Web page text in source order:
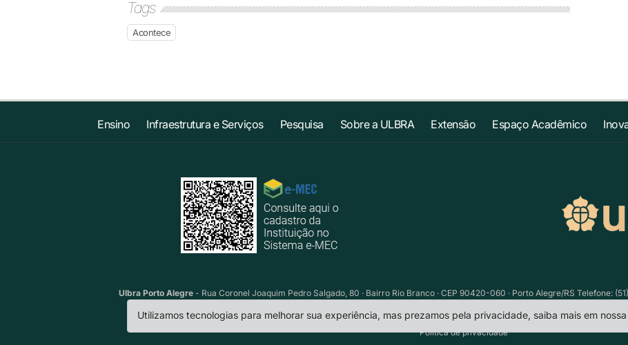
Tags
Acontece
Ensino Infraestrutura e Serviços Pesquisa Sobre a ULBRA Extensão Espaço Acadêmico
Ulbra Porto Alegre- Rua Coronel Joaquim Pedro Salgado, 80 · Bairro Rio Branco · CEP 90420-060 · Porto Alegre/RS Telefone:
Política de privacidade
Utilizamos tecnologias para melhorar sua experiência, mas prezamos pela privacidade, saiba mais em nossa